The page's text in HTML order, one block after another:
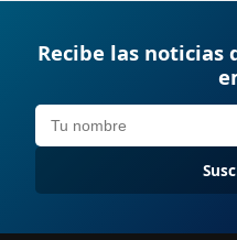
Recibe las noticias